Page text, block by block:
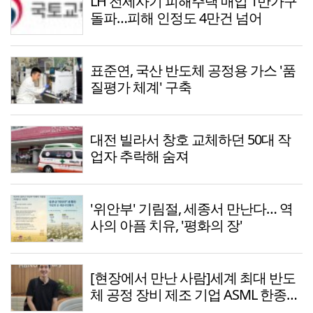
돌파…피해 인정도 4만건 넘어
표준연, 국산 반도체 공정용 가스 '품
질평가 체계' 구축
대전 빌라서 창호 교체하던 50대 작
업자 추락해 숨져
'위안부' 기림절, 세종서 만난다… 역
사의 아픔 치유, '평화의 장'
[현장에서 만난 사람]세계 최대 반도
체 공정 장비 제조 기업 ASML 한종호